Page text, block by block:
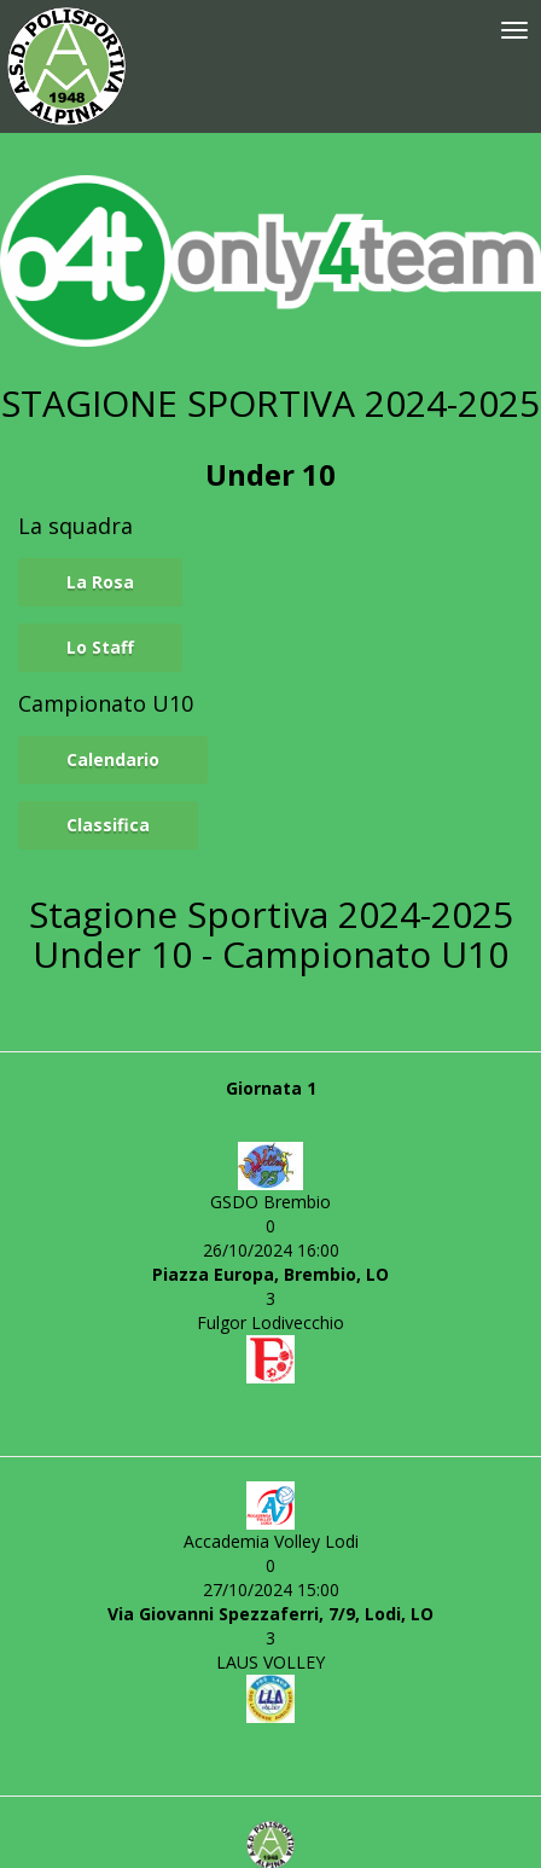
STAGIONE SPORTIVA 2024-2025
Under 10
La squadra
La Rosa
Lo Staff
Campionato U10
Calendario
Classifica
Stagione Sportiva 2024-2025
Under 10 - Campionato U10
Giornata 1
GSDO Brembio
0
26/10/2024 16:00
Piazza Europa, Brembio, LO
3
Fulgor Lodivecchio
Accademia Volley Lodi
0
27/10/2024 15:00
Via Giovanni Spezzaferri, 7/9, Lodi, LO
3
LAUS VOLLEY